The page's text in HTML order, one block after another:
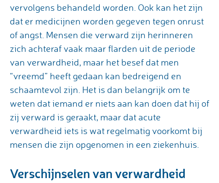
vervolgens behandeld worden. Ook kan het zijn
dat er medicijnen worden gegeven tegen onrust
of angst. Mensen die verward zijn herinneren
zich achteraf vaak maar flarden uit de periode
van verwardheid, maar het besef dat men
“vreemd” heeft gedaan kan bedreigend en
schaamtevol zijn. Het is dan belangrijk om te
weten dat iemand er niets aan kan doen dat hij of
zij verward is geraakt, maar dat acute
verwardheid iets is wat regelmatig voorkomt bij
mensen die zijn opgenomen in een ziekenhuis.
Verschijnselen van verwardheid